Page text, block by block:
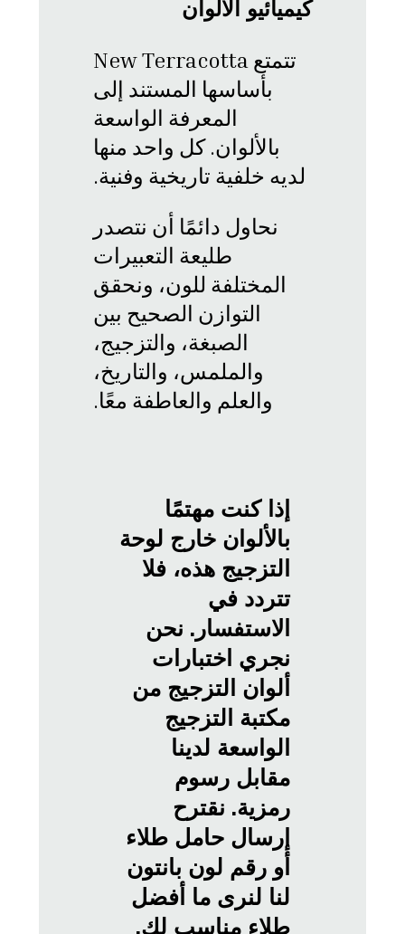
كيميائيو الألوان
تتمتع New Terracotta
بأساسها المستند إلى
المعرفة الواسعة
بالألوان. كل واحد منها
لديه خلفية تاريخية وفنية.
نحاول دائمًا أن نتصدر
طليعة التعبيرات
المختلفة للون، ونحقق
التوازن الصحيح بين
الصبغة، والتزجيج،
والملمس، والتاريخ،
والعلم والعاطفة معًا.
إذا كنت مهتمًا
بالألوان خارج لوحة
التزجيج هذه، فلا
تتردد في
الاستفسار. نحن
نجري اختبارات
ألوان التزجيج من
مكتبة التزجيج
الواسعة لدينا
مقابل رسوم
رمزية. نقترح
إرسال حامل طلاء
أو رقم لون بانتون
لنا لنرى ما أفضل
طلاء مناسب لك.